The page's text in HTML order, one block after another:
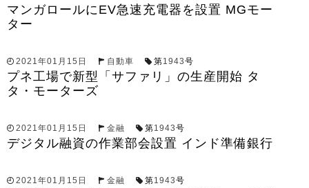
マンガロールにEV急速充電器を設置 MGモー
ター
2021年01月15日 自動車 第1943号
プネ工場で新型「サファリ」の生産開始 タ
タ・モーターズ
2021年01月15日 金融 第1943号
デジタル融資の作業部会設置 インド準備銀行
2021年01月15日 金融 第1943号